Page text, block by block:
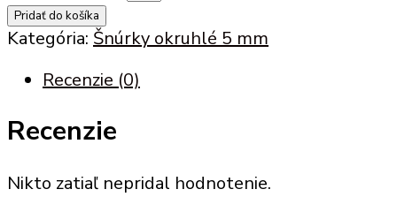
Pridať do košíka
Kategória: Šnúrky okruhlé 5 mm
Recenzie (0)
Recenzie
Nikto zatiaľ nepridal hodnotenie.